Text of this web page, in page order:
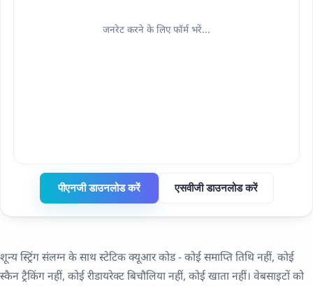
जनरेट करने के लिए फॉर्म भरें...
पीएनजी डाउनलोड करें एसवीजी डाउनलोड करें
शून्य स्ट्रिंग संलग्न के साथ स्टेटिक क्यूआर कोड - कोई समाप्ति तिथि नहीं, कोई
स्कैन ट्रैकिंग नहीं, कोई रीडायरेक्ट बिचौलिया नहीं, कोई खाता नहीं। वेबसाइटों को